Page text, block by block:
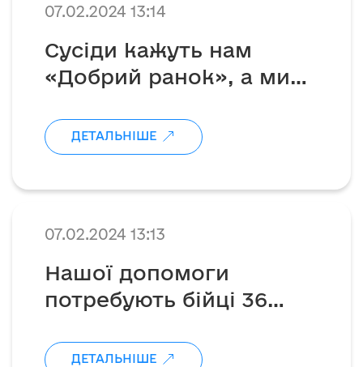
07.02.2024 13:14
Сусіди кажуть нам
«Добрий ранок», а ми
обʼєднуємся
ДЕТАЛЬНІШЕ
07.02.2024 13:13
Нашої допомоги
потребують бійці 36
ДЕТАЛЬНІШЕ